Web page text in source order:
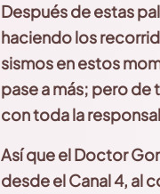
Después de estas
haciendo los
sismos en estos
pase a más; pero de
con toda la
Así que el Doctor
desde el Canal 4, al